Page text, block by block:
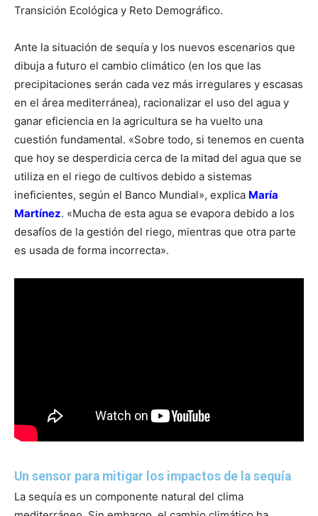
Transición Ecológica y Reto Demográfico.
Ante la situación de sequía y los nuevos escenarios que
dibuja a futuro el cambio climático (en los que las
precipitaciones serán cada vez más irregulares y escasas
en el área mediterránea), racionalizar el uso del agua y
ganar eficiencia en la agricultura se ha vuelto una
cuestión fundamental. «Sobre todo, si tenemos en cuenta
que hoy se desperdicia cerca de la mitad del agua que se
utiliza en el riego de cultivos debido a sistemas
ineficientes, según el Banco Mundial», explica María
Martínez. «Mucha de esta agua se evapora debido a los
desafíos de la gestión del riego, mientras que otra parte
es usada de forma incorrecta».
Un sensor para mitigar los impactos de la sequía
La sequía es un componente natural del clima